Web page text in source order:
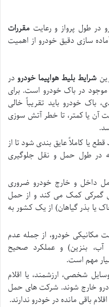
در طول پرواز و رعایت مقررات
سازی دقیق خودرو از اهمیت
شرایط بلیط هواپیما خودرودر
موجود در باک خودرو است. برای
باک خودرو باید تقریباً خالی
حدود 1/8 ظرفیت آن یا کمتر، تا خطر آتش سوزی
قطع یا کاملاً عایق بندی شود تا از
در طول حمل و نقل جلوگیری
داخل و خارج خودرو ضروری
گمرکی کمک می کند و از حمل
یا بذر گیاهان) از یک کشور به
مکانیکی خودرو، از جمله عدم
آب، بنزین) و عملکرد صحیح
مهم است.
شخصی، ارزشمند، یا اقلام
خارج شوند. شرکت های حمل
باقی مانده در خودرو ندارند.